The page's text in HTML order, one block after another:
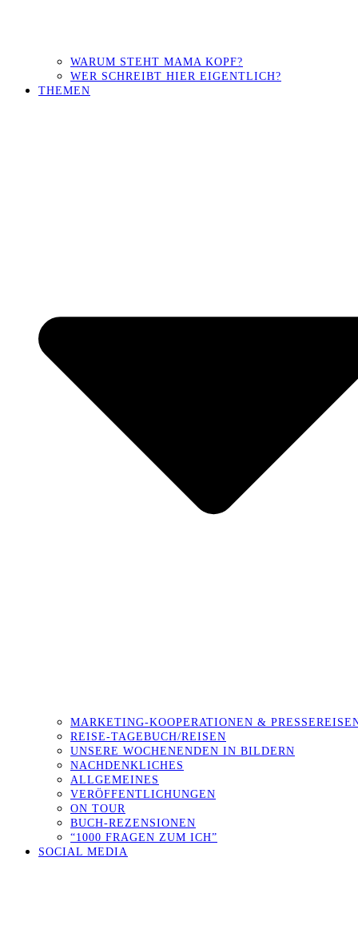
WARUM STEHT MAMA KOPF?
WER SCHREIBT HIER EIGENTLICH?
THEMEN
MARKETING-KOOPERATIONEN &
REISE-TAGEBUCH/REISEN
UNSERE WOCHENENDEN IN BILDERN
NACHDENKLICHES
ALLGEMEINES
VERÖFFENTLICHUNGEN
ON TOUR
BUCH-REZENSIONEN
“1000 FRAGEN ZUM ICH”
SOCIAL MEDIA